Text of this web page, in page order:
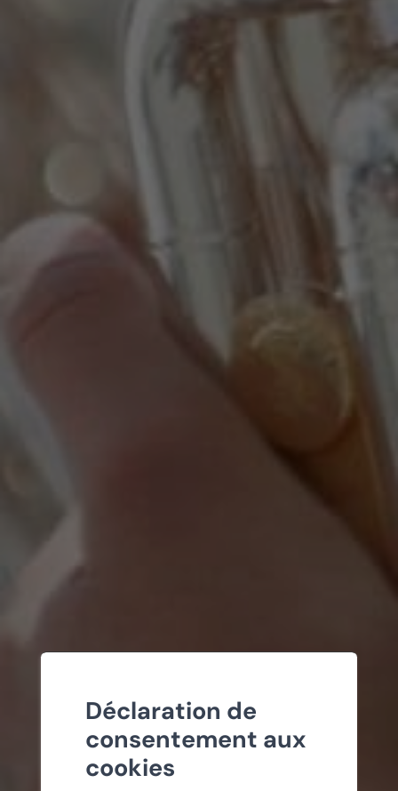
Déclaration de
consentement aux
cookies